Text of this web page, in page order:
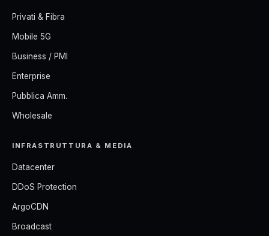
Privati & Fibra
Mobile 5G
Business / PMI
Enterprise
Pubblica Amm.
Wholesale
INFRASTRUTTURA & MEDIA
Datacenter
DDoS Protection
ArgoCDN
Broadcast